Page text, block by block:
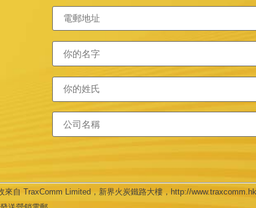
來自 TraxComm Limited，新界火炭鐵路大樓，http://